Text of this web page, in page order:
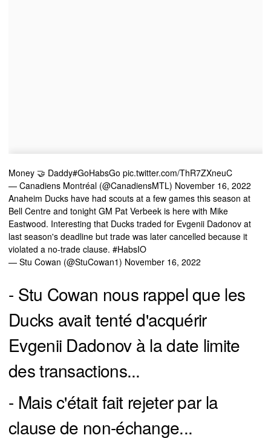
Money 🤝 Daddy#GoHabsGo pic.twitter.com/ThR7ZXneuC
— Canadiens Montréal (@CanadiensMTL) November 16, 2022
Anaheim Ducks have had scouts at a few games this season at
Bell Centre and tonight GM Pat Verbeek is here with Mike
Eastwood. Interesting that Ducks traded for Evgenii Dadonov at
last season's deadline but trade was later cancelled because it
violated a no-trade clause. #HabsIO
— Stu Cowan (@StuCowan1) November 16, 2022
- Stu Cowan nous rappel que les
Ducks avait tenté d'acquérir
Evgenii Dadonov à la date limite
des transactions...
- Mais c'était fait rejeter par la
clause de non-échange...